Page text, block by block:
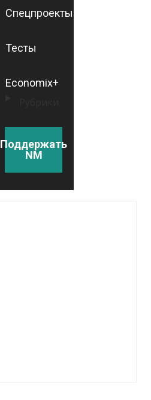
Спецпроекты
Тесты
Economix+
Поддержать
NM